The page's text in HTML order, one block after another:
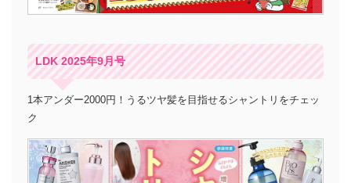
LDK 2025年9月号
1本アンダー2000円！うるツヤ髪を目指せるシャントリをチェッ
ク